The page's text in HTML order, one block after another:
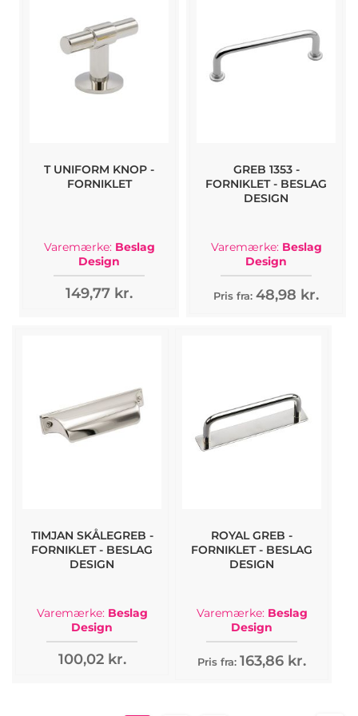
T UNIFORM KNOP -
FORNIKLET
Varemærke: Beslag
Design
149,77 kr.
GREB 1353 -
FORNIKLET - BESLAG
DESIGN
Varemærke: Beslag
Design
Pris fra: 48,98 kr.
TIMJAN SKÅLEGREB -
FORNIKLET - BESLAG
DESIGN
Varemærke: Beslag
Design
100,02 kr.
ROYAL GREB -
FORNIKLET - BESLAG
DESIGN
Varemærke: Beslag
Design
Pris fra: 163,86 kr.